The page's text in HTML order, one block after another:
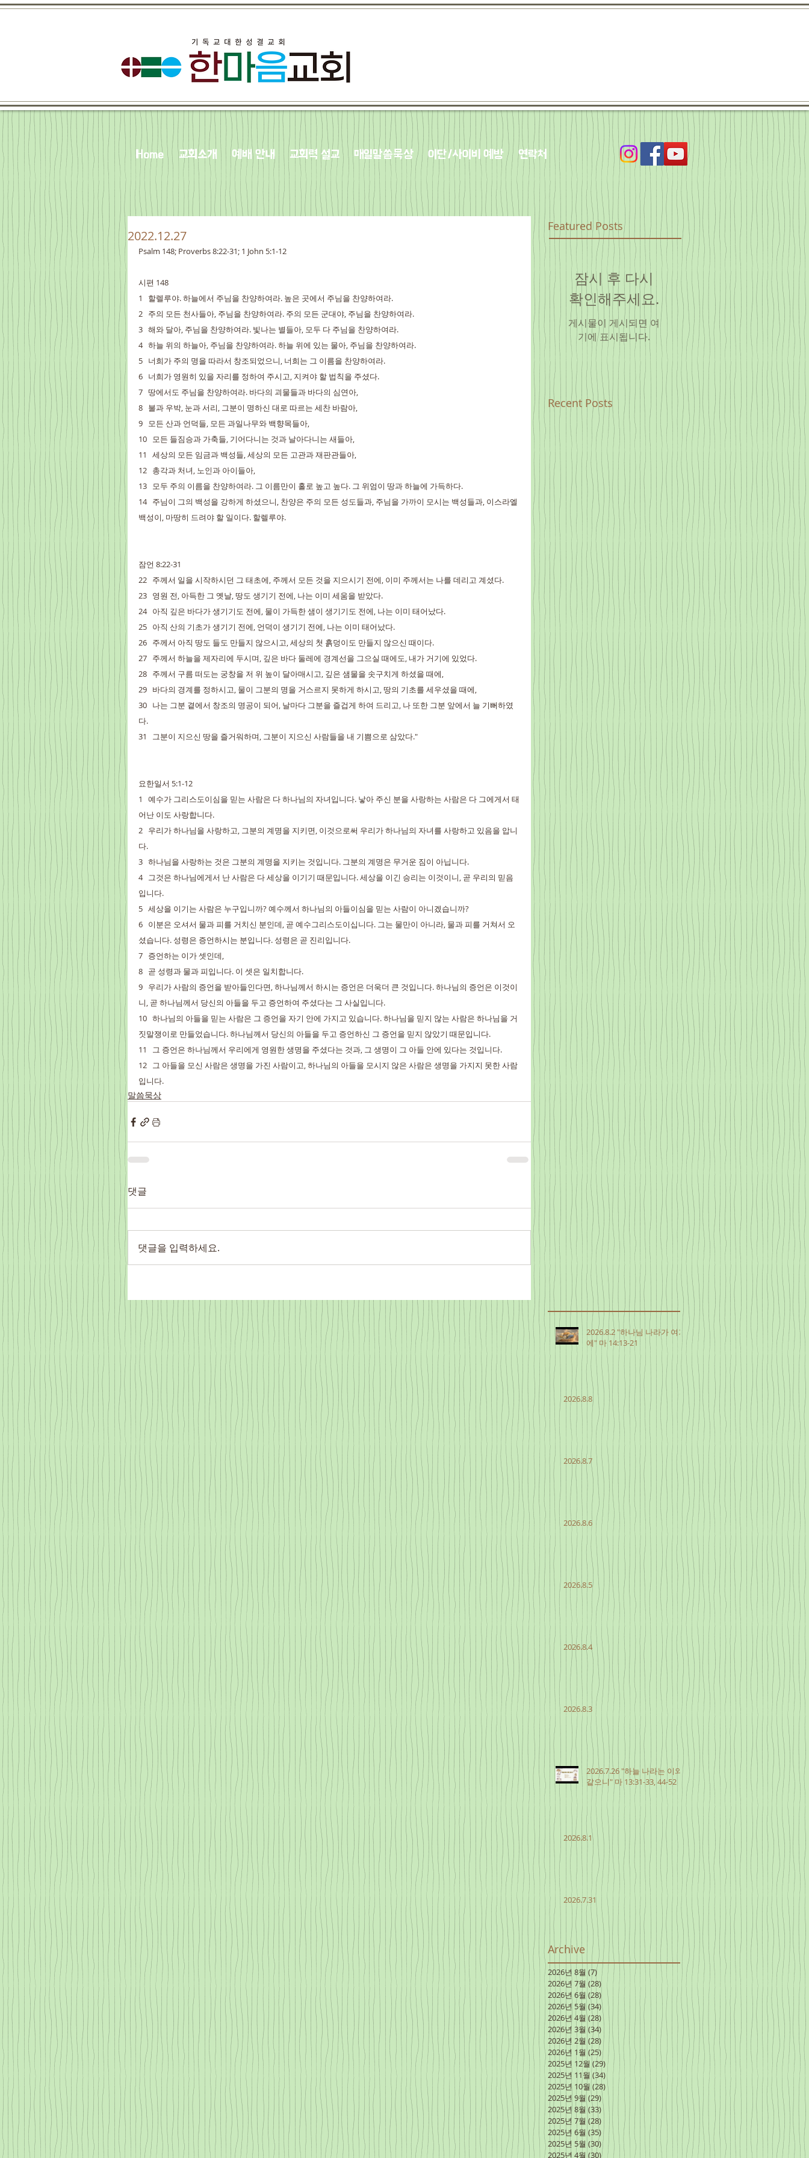
Home 교회소개 예배 안내 교회력 설교 매일말씀묵상 이단/사이비 예방 연락처
2022.12.27
Psalm 148; Proverbs 8:22-31; 1 John 5:1-12
시편 148
1   할렐루야. 하늘에서 주님을 찬양하여라. 높은 곳에서 주님을 찬양하여라.
2   주의 모든 천사들아, 주님을 찬양하여라. 주의 모든 군대야, 주님을 찬양하여라.
3   해와 달아, 주님을 찬양하여라. 빛나는 별들아, 모두 다 주님을 찬양하여라.
4   하늘 위의 하늘아, 주님을 찬양하여라. 하늘 위에 있는 물아, 주님을 찬양하여라.
5   너희가 주의 명을 따라서 창조되었으니, 너희는 그 이름을 찬양하여라.
6   너희가 영원히 있을 자리를 정하여 주시고, 지켜야 할 법칙을 주셨다.
7   땅에서도 주님을 찬양하여라. 바다의 괴물들과 바다의 심연아,
8   불과 우박, 눈과 서리, 그분이 명하신 대로 따르는 세찬 바람아,
9   모든 산과 언덕들, 모든 과일나무와 백향목들아,
10   모든 들짐승과 가축들, 기어다니는 것과 날아다니는 새들아,
11   세상의 모든 임금과 백성들, 세상의 모든 고관과 재판관들아,
12   총각과 처녀, 노인과 아이들아,
13   모두 주의 이름을 찬양하여라. 그 이름만이 홀로 높고 높다. 그 위엄이 땅과 하늘에 가득하다.
14   주님이 그의 백성을 강하게 하셨으니, 찬양은 주의 모든 성도들과, 주님을 가까이 모시는 백성들과, 이스라엘
백성이, 마땅히 드려야 할 일이다. 할렐루야.
잠언 8:22-31
22   주께서 일을 시작하시던 그 태초에, 주께서 모든 것을 지으시기 전에, 이미 주께서는 나를 데리고 계셨다.
23   영원 전, 아득한 그 옛날, 땅도 생기기 전에, 나는 이미 세움을 받았다.
24   아직 깊은 바다가 생기기도 전에, 물이 가득한 샘이 생기기도 전에, 나는 이미 태어났다.
25   아직 산의 기초가 생기기 전에, 언덕이 생기기 전에, 나는 이미 태어났다.
26   주께서 아직 땅도 들도 만들지 않으시고, 세상의 첫 흙덩이도 만들지 않으신 때이다.
27   주께서 하늘을 제자리에 두시며, 깊은 바다 둘레에 경계선을 그으실 때에도, 내가 거기에 있었다.
28   주께서 구름 떠도는 궁창을 저 위 높이 달아매시고, 깊은 샘물을 솟구치게 하셨을 때에,
29   바다의 경계를 정하시고, 물이 그분의 명을 거스르지 못하게 하시고, 땅의 기초를 세우셨을 때에,
30   나는 그분 곁에서 창조의 명공이 되어, 날마다 그분을 즐겁게 하여 드리고, 나 또한 그분 앞에서 늘 기뻐하였
다.
31   그분이 지으신 땅을 즐거워하며, 그분이 지으신 사람들을 내 기쁨으로 삼았다."
요한일서 5:1-12
1   예수가 그리스도이심을 믿는 사람은 다 하나님의 자녀입니다. 낳아 주신 분을 사랑하는 사람은 다 그에게서 태
어난 이도 사랑합니다.
2   우리가 하나님을 사랑하고, 그분의 계명을 지키면, 이것으로써 우리가 하나님의 자녀를 사랑하고 있음을 압니
다.
3   하나님을 사랑하는 것은 그분의 계명을 지키는 것입니다. 그분의 계명은 무거운 짐이 아닙니다.
4   그것은 하나님에게서 난 사람은 다 세상을 이기기 때문입니다. 세상을 이긴 승리는 이것이니, 곧 우리의 믿음
입니다.
5   세상을 이기는 사람은 누구입니까? 예수께서 하나님의 아들이심을 믿는 사람이 아니겠습니까?
6   이분은 오셔서 물과 피를 거치신 분인데, 곧 예수그리스도이십니다. 그는 물만이 아니라, 물과 피를 거쳐서 오
셨습니다. 성령은 증언하시는 분입니다. 성령은 곧 진리입니다.
7   증언하는 이가 셋인데,
8   곧 성령과 물과 피입니다. 이 셋은 일치합니다.
9   우리가 사람의 증언을 받아들인다면, 하나님께서 하시는 증언은 더욱더 큰 것입니다. 하나님의 증언은 이것이
니, 곧 하나님께서 당신의 아들을 두고 증언하여 주셨다는 그 사실입니다.
10   하나님의 아들을 믿는 사람은 그 증언을 자기 안에 가지고 있습니다. 하나님을 믿지 않는 사람은 하나님을 거
짓말쟁이로 만들었습니다. 하나님께서 당신의 아들을 두고 증언하신 그 증언을 믿지 않았기 때문입니다.
11   그 증언은 하나님께서 우리에게 영원한 생명을 주셨다는 것과, 그 생명이 그 아들 안에 있다는 것입니다.
12   그 아들을 모신 사람은 생명을 가진 사람이고, 하나님의 아들을 모시지 않은 사람은 생명을 가지지 못한 사람
입니다.
말씀묵상
댓글
댓글을 입력하세요.
Featured Posts
잠시 후 다시
확인해주세요.
게시물이 게시되면 여
기에 표시됩니다.
Recent Posts
2026.8.2 "하나님 나라가 여기
에" 마 14:13-21
2026.8.8
2026.8.7
2026.8.6
2026.8.5
2026.8.4
2026.8.3
2026.7.26 "하늘 나라는 이와
같으니" 마 13:31-33, 44-52
2026.8.1
2026.7.31
Archive
2026년 8월 (7) 게시물 7개
2026년 7월 (28) 게시물 28개
2026년 6월 (28) 게시물 28개
2026년 5월 (34)게시물 34개
2026년 4월 (28) 게시물 28개
2026년 3월 (34) 게시물 34개
2026년 2월 (28)게시물 28개
2026년 1월 (25)게시물 25개
2025년 12월 (29)게시물 29개
2025년 11월 (34)게시물 34개
2025년 10월 (28)게시물 28개
2025년 9월 (29)게시물 29개
2025년 8월 (33)게시물 33개
2025년 7월 (28) 게시물 28개
2025년 6월 (35)게시물 35개
2025년 5월 (30)게시물 30개
2025년 4월 (30)게시물 30개